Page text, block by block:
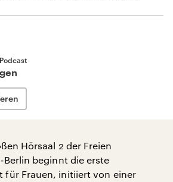
Hörsaal 2 der Freien
Berlin beginnt die erste
für Frauen, initiiert von einer